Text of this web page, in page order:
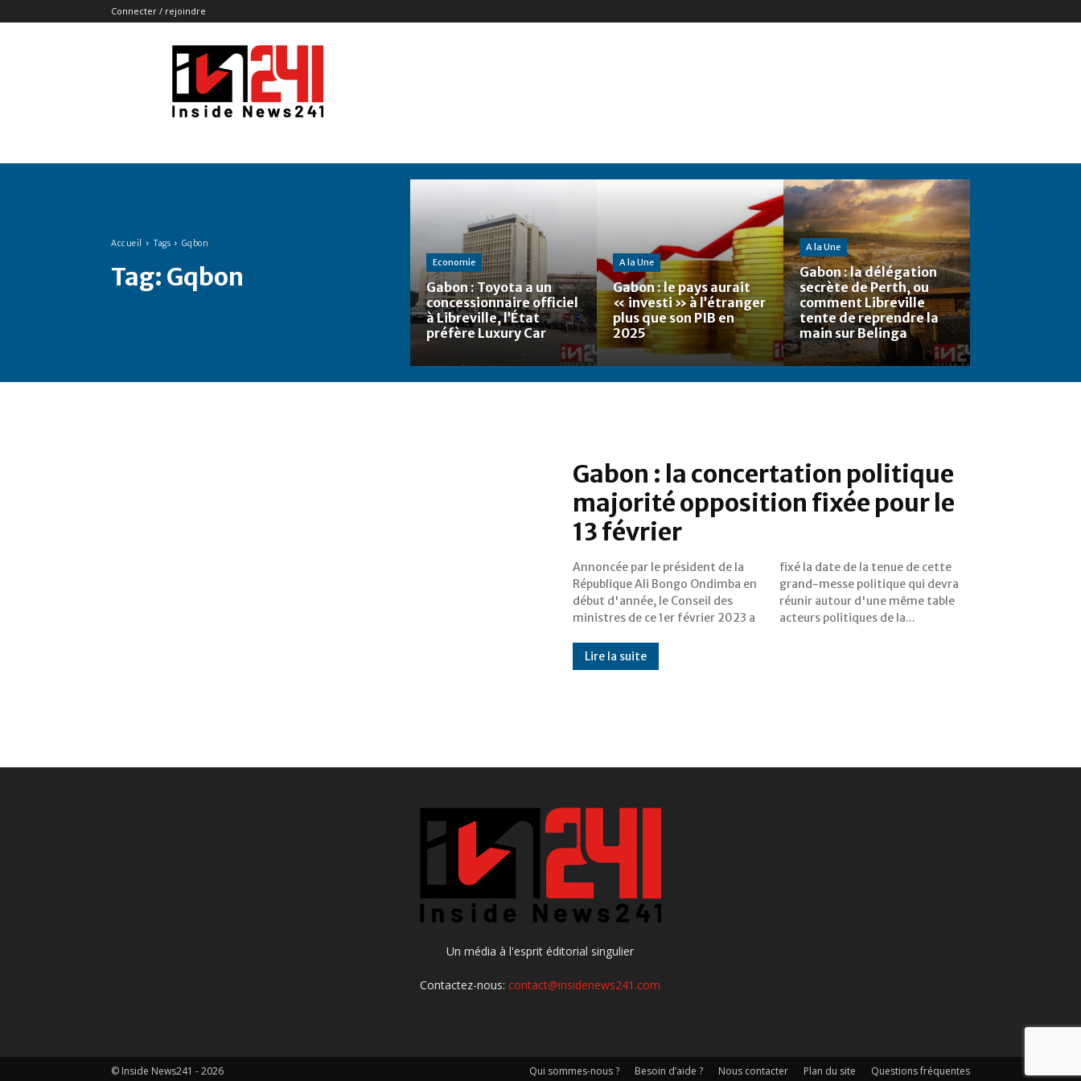
Connecter / rejoindre
Insidenews241
Accueil Tags Gqbon
Tag: Gqbon Economie
Gabon : Toyota a un
concessionnaire officiel
à Libreville, l’État
préfère Luxury Car
A la Une
Gabon : le pays aurait
« investi » à l’étranger
plus que son PIB en
2025
A la Une
Gabon : la délégation
secrète de Perth, ou
comment Libreville
tente de reprendre la
main sur Belinga
Gabon : la concertation politique
majorité opposition fixée pour le
13 février
Annoncée par le président de la
République Ali Bongo Ondimba en
début d'année, le Conseil des
ministres de ce 1er février 2023 a
fixé la date de la tenue de cette
grand-messe politique qui devra
réunir autour d'une même table
acteurs politiques de la...
Lire la suite
Un média à l'esprit éditorial singulier
Contactez-nous:contact@insidenews241.com
Qui sommes-nous ? Besoin d’aide ? Nous contacter Plan du site Questions fréquentes
© Inside News241 - 2026